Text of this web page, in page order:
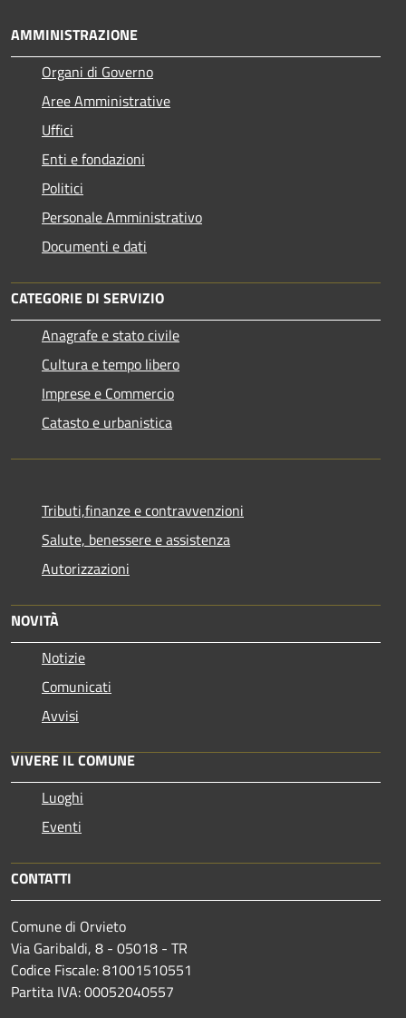
AMMINISTRAZIONE
Organi di Governo
Aree Amministrative
Uffici
Enti e fondazioni
Politici
Personale Amministrativo
Documenti e dati
CATEGORIE DI SERVIZIO
Anagrafe e stato civile
Cultura e tempo libero
Imprese e Commercio
Catasto e urbanistica
Tributi,finanze e contravvenzioni
Salute, benessere e assistenza
Autorizzazioni
NOVITÀ
Notizie
Comunicati
Avvisi
VIVERE IL COMUNE
Luoghi
Eventi
CONTATTI
Comune di Orvieto
Via Garibaldi, 8 - 05018 - TR
Codice Fiscale: 81001510551
Partita IVA: 00052040557